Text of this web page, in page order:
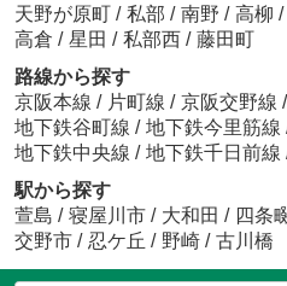
天野が原町 / 私部 / 南野 / 高柳 /
高倉 / 星田 / 私部西 / 藤田町
路線から探す
京阪本線 / 片町線 / 京阪交野線 /
地下鉄谷町線 / 地下鉄今里筋線
地下鉄中央線 / 地下鉄千日前線
駅から探す
萱島 / 寝屋川市 / 大和田 / 四条
交野市 / 忍ケ丘 / 野崎 / 古川橋